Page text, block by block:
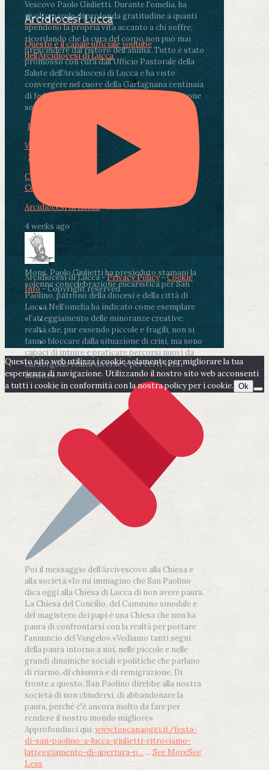
Vescovo Paolo Giulietti. Durante l'omelia, ha
rivolto parole di profonda gratitudine a quanti
spendono la propria vita accanto a chi soffre,
ricordando che la cura del corpo non può mai
prescindere dal ristoro dell'anima..Tutto è stato
promosso con cura dall'Ufficio Pastorale della
Salute dell'Arcidiocesi di Lucca e ha visto
convergere nel cuore della Garfagnana centinaia
di fedeli, operatori sanitari, volontari e persone
segnate dalla malattia.
Photo
View on Facebook
· Share
Condividi su Facebook
Condividi su LinkedIn
Arcidiocesi di Lucca
4 weeks ago
Mons. Paolo Giulietti ha presieduto stamani la
solenne concelebrazione eucaristica per San
Paolino, patrono della diocesi e della città di
Lucca.Nell’omelia ha indicato come esemplare
«l’atteggiamento delle minoranze creative:
realtà che, pur essendo piccole e fragili, non si
fanno bloccare dalla situazione di crisi, ma sono
capaci di intuire e praticare percorsi nuovi da
cui sorgono realtà diverse e per certi versi
inedite».
Poi il messaggio dell’Arcivescovo alla Chiesa e
alla società:«Io mi immagino che San Paolino
dica oggi alla Chiesa di Lucca di non avere paura.
La Chiesa del Concilio, del Cammino sinodale e
del magistero dei papi è una Chiesa che non ha
paura di confrontarsi con la realtà per portare
l'annuncio del Vangelo».«Vediamo tanti segni
della paura intorno a noi, nelle piccole e nelle
grandi dinamiche sociali e politiche che parlano
di riarmo, di chiusura e di remigrazione. Di
fronte a questo, San Paolino direbbe alla nostra
società di non chiudersi, di abbandonare la
paura, perché c'è ancora molto da fare per
rendere il nostro mondo migliore»
Approfondisci qui: www.toscanaoggi.it/festa-
di-san-paolino-a-lucca-giulietti-ritroviamo-
latteggiamento-di-apertura-p... ... See MoreSee
Less
Arcidiocesi Lucca
Questo è il canale ufficiale youtube
dell'Arcidiocesi di Lucca
Arcidiocesi di Lucca -Privacy Policy-Cookie
Info- Copyright reserved
Questo sito web utilizza i cookie solamente per migliorare la tua
esperienza di navigazione. Utilizzando il nostro sito web acconsenti
a tutti i cookie in conformità con la nostra policy per i cookie. Ok